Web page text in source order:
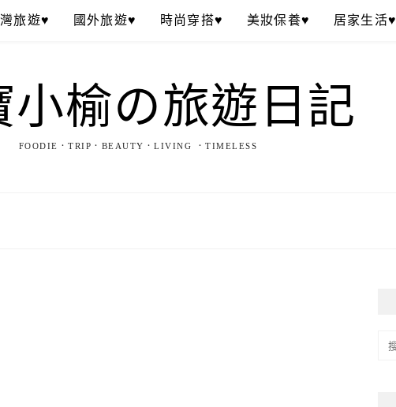
旅遊♥ 國外旅遊♥ 時尚穿搭♥ 美妝保養♥ 居家生活♥
小榆の旅遊日記
FOODIE．TRIP．BEAUTY．LIVING ．TIMELESS